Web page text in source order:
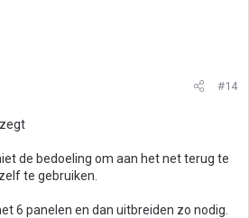
#14
de bedoeling om aan het net terug te
te gebruiken.
6 panelen en dan uitbreiden zo nodig.